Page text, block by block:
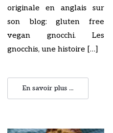
originale en anglais sur
son blog: gluten free
vegan gnocchi. Les
gnocchis, une histoire […]
En savoir plus ...